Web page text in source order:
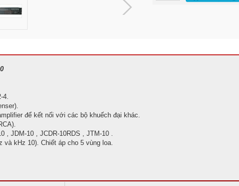
4.
để kết nối với các bộ khuếch đại khác.
, JDM-10 , JCDR-10RDS , JTM-10 .
và kHz 10). Chiết áp cho 5 vùng loa.